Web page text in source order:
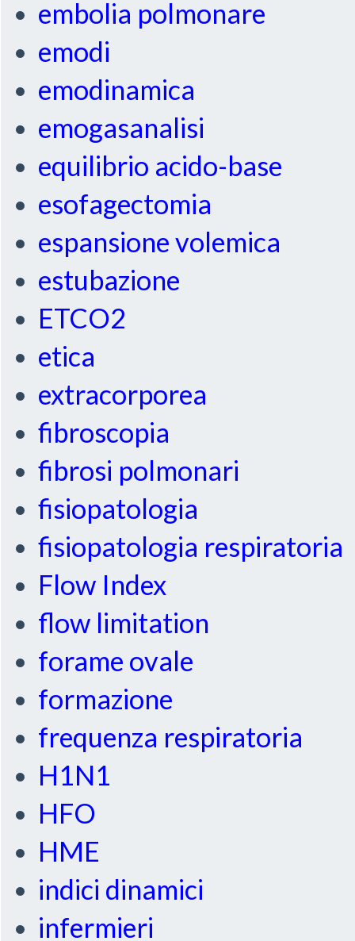
embolia polmonare
emodi
emodinamica
emogasanalisi
equilibrio acido-base
esofagectomia
espansione volemica
estubazione
ETCO2
etica
extracorporea
fibroscopia
fibrosi polmonari
fisiopatologia
fisiopatologia respiratoria
Flow Index
flow limitation
forame ovale
formazione
frequenza respiratoria
H1N1
HFO
HME
indici dinamici
infermieri